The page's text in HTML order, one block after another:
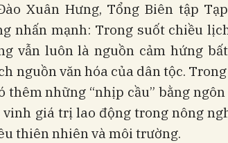
Xuân Hưng, Tổng Biên tập
nhấn mạnh: Trong suốt chiều
vẫn luôn là nguồn cảm hứng
nguồn văn hóa của dân tộc.
thêm những “nhịp cầu” bằng
giá trị lao động trong nông
thiên nhiên và môi trường.